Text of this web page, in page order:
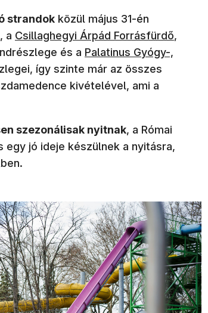
strandok közül május 31-én
, a Csillaghegyi Árpád Forrásfürdő,
és a Palatinus Gyógy-,
így szinte már az összes
kivételével, ami a
szezonálisak nyitnak, a Római
jó ideje készülnek a nyitásra,